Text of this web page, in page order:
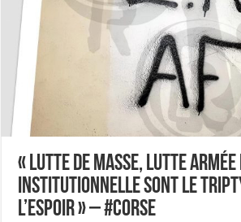
« Lutte de masse, lutte
institutionnelle sont le
l’espoir » – #Corse